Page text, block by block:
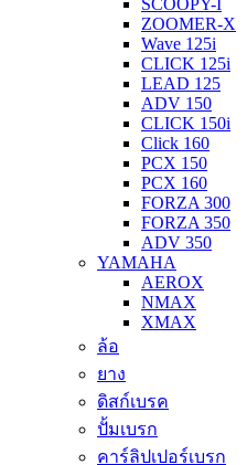
SCOOPY-I
ZOOMER-X
Wave 125i
CLICK 125i
LEAD 125
ADV 150
CLICK 150i
Click 160
PCX 150
PCX 160
FORZA 300
FORZA 350
ADV 350
YAMAHA
AEROX
NMAX
XMAX
ล้อ
ยาง
ดิสก์เบรค
ปั้มเบรก
คาร์ลิปเปอร์เบรก